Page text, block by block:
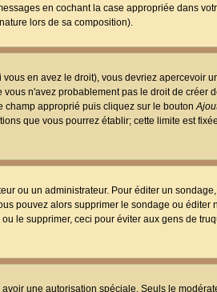
en cochant la case appropriée dans
lors de sa composition).
en avez le droit), vous devriez apercevoir
n'avez probablement pas le droit de créer
champ approprié puis cliquez sur le bouton
que vous pourrez établir; cette limite est
ou un administrateur. Pour éditer un
pouvez alors supprimer le sondage ou éditer
le supprimer, ceci pour éviter aux gens de
une autorisation spéciale. Seuls le